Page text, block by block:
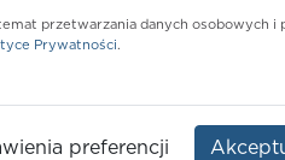
Postać:proszek do sporz. konc.
przetwarzania danych osobowych i
Prywatności.
preferencji